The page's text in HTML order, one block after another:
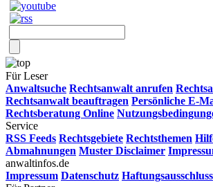
Für Leser
Anwaltsuche Rechtsanwalt anrufen
Rechtsanwalt beauftragen Persönliche E-
Rechtsberatung Online
Service
RSS Feeds Rechtsgebiete Rechtsthemen
Abmahnungen Muster Disclaimer
anwaltinfos.de
Impressum Datenschutz Haftungsausschluss